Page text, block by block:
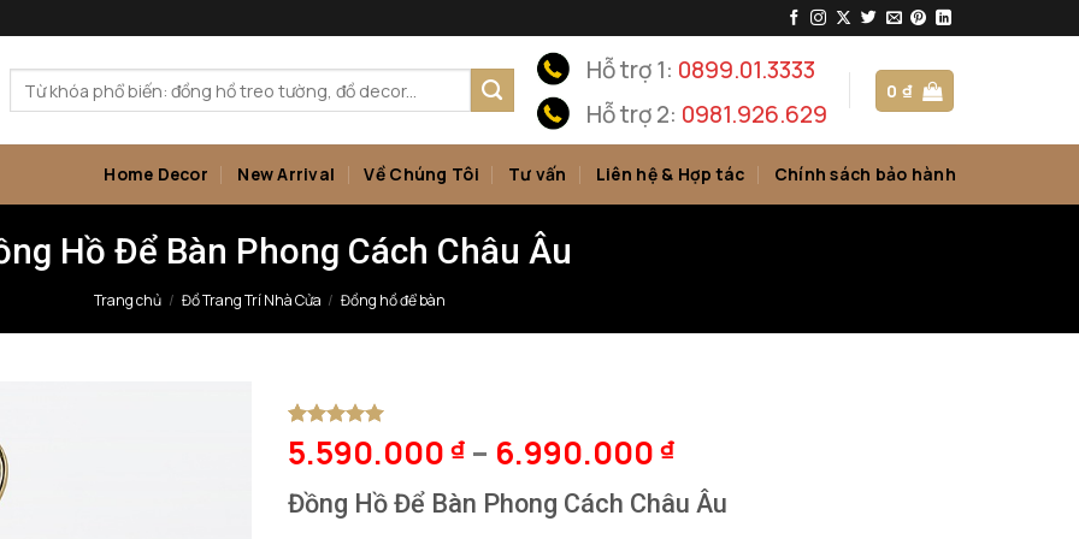
kiếm:
Hỗ trợ 1: 0899.01.3333
Hỗ trợ 2: 0981.926.629
0₫
Home Decor New Arrival Về Chúng Tôi Tư vấn Liên hệ & Hợp tác Chính sách bảo hành
Hồ Để Bàn Phong Cách Châu Âu
Trang chủ / Đồ Trang Trí Nhà Cửa / Đồng hồ để bàn
5trên 5
dựa trên
1
5.590.000 ₫ – 6.990.000 ₫
Đồng Hồ Để Bàn Phong Cách Châu Âu